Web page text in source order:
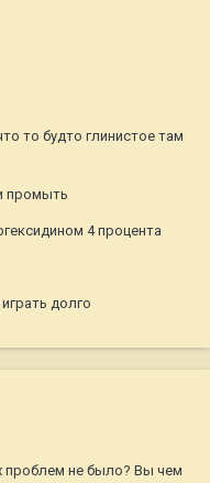
то будто глинистое там
промыть
4 процента
долго
проблем не было? Вы чем